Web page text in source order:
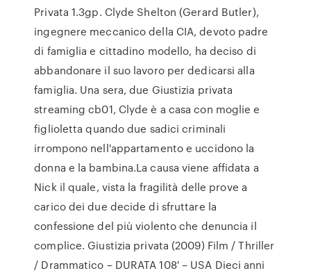
Privata 1.3gp. Clyde Shelton (Gerard Butler),
ingegnere meccanico della CIA, devoto padre
di famiglia e cittadino modello, ha deciso di
abbandonare il suo lavoro per dedicarsi alla
famiglia. Una sera, due Giustizia privata
streaming cb01, Clyde è a casa con moglie e
figlioletta quando due sadici criminali
irrompono nell'appartamento e uccidono la
donna e la bambina.La causa viene affidata a
Nick il quale, vista la fragilità delle prove a
carico dei due decide di sfruttare la
confessione del più violento che denuncia il
complice. Giustizia privata (2009) Film / Thriller
/ Drammatico – DURATA 108′ – USA Dieci anni